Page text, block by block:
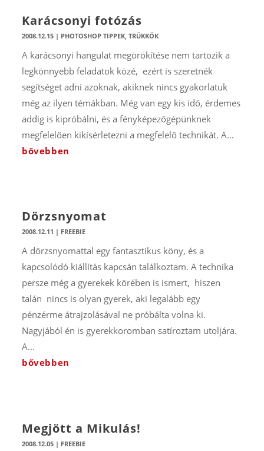
Karácsonyi fotózás
2008.12.15| PHOTOSHOP TIPPEK, TRÜKKÖK
A karácsonyi hangulat megörökítése nem tartozik a
legkönnyebb feladatok közé, ezért is szeretnék
segítséget adni azoknak, akiknek nincs gyakorlatuk
még az ilyen témákban. Még van egy kis idő, érdemes
addig is kipróbálni, és a fényképezőgépünknek
megfelelően kikísérletezni a megfelelő technikát. A...
bővebben
Dörzsnyomat
2008.12.11 | FREEBIE
A dörzsnyomattal egy fantasztikus köny, és a
kapcsolódó kiállítás kapcsán találkoztam. A technika
persze még a gyerekek körében is ismert, hiszen
talán nincs is olyan gyerek, aki legalább egy
pénzérme átrajzolásával ne próbálta volna ki.
Nagyjából én is gyerekkoromban satíroztam utoljára.
A...
bővebben
Megjött a Mikulás!
2008.12.05| FREEBIE